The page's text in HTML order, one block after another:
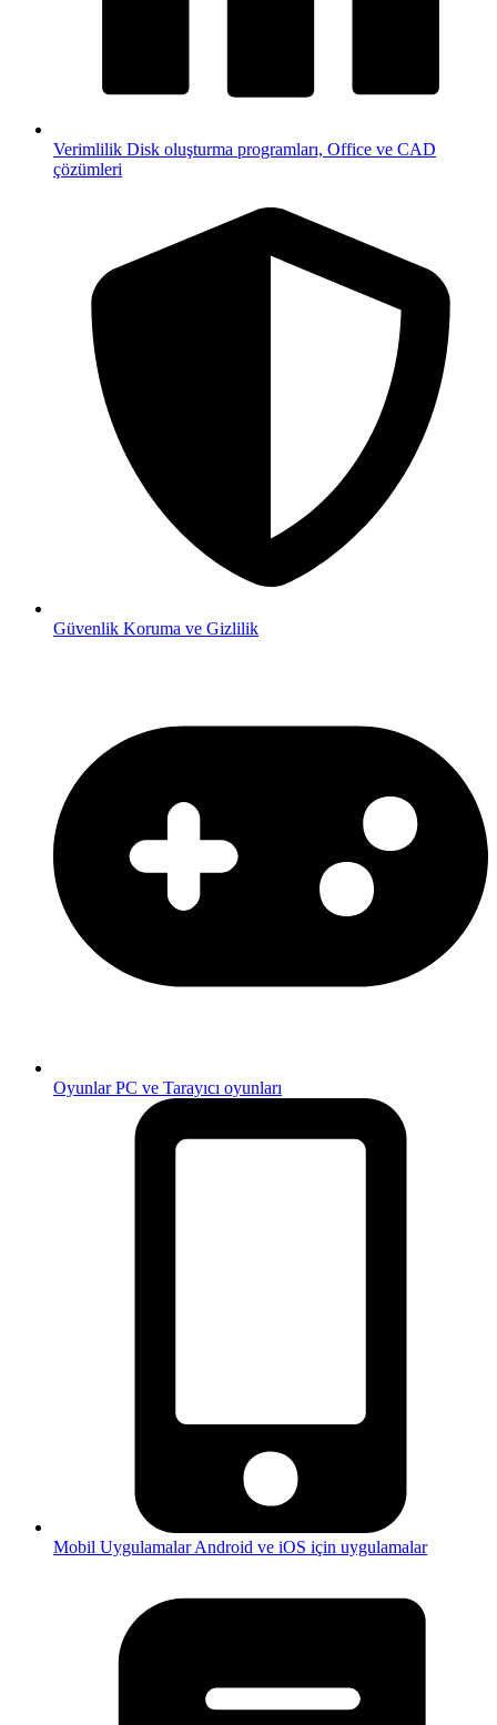
Verimlilik Disk oluşturma programları, Office ve CAD
çözümleri
Güvenlik Koruma ve Gizlilik
OyunlarPC ve Tarayıcı oyunları
Mobil UygulamalarAndroid ve iOS için uygulamalar